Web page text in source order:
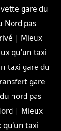
gare du
Nord pas
| Mieux
qu'un taxi
taxi gare du
gare
nord pas
| Mieux
qu'un taxi